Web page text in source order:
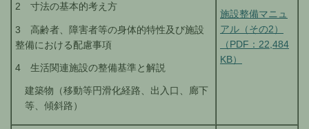
2 寸法の基本的考え方
3 高齢者、障害者等の身体的特性及び施設
整備における配慮事項
4 生活関連施設の整備基準と解説
建築物（移動等円滑化経路、出入口、廊下
等、傾斜路）
施設整備マニュ
アル（その2）
（PDF：22,484
KB）